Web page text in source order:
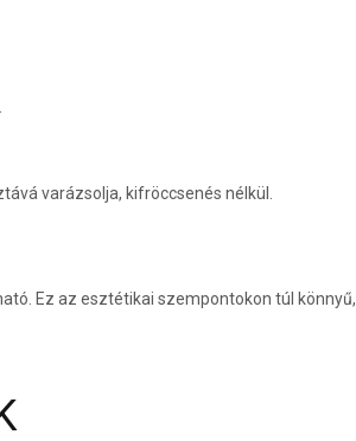
varázsolja, kifröccsenés nélkül.
Ez az esztétikai szempontokon túl könnyű,